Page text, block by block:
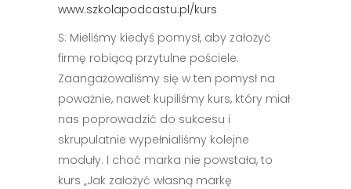
www.szkolapodcastu.pl/kurs
S: Mieliśmy kiedyś pomysł, aby założyć
firmę robiącą przytulne pościele.
Zaangażowaliśmy się w ten pomysł na
poważnie, nawet kupiliśmy kurs, który miał
nas poprowadzić do sukcesu i
skrupulatnie wypełnialiśmy kolejne
moduły. I choć marka nie powstała, to
kurs „Jak założyć własną markę